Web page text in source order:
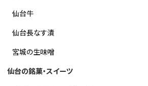
仙台牛
仙台長なす漬
宮城の生味噌
仙台の銘菓・スイーツ